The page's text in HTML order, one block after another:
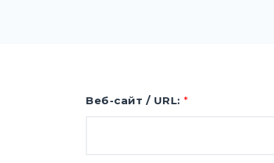
Веб-сайт / URL: *